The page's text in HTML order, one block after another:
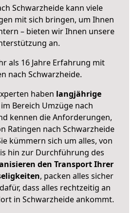
Schwarzheide kann viele
mit sich bringen, um Ihnen
– bieten wir Ihnen unsere
an.
als 16 Jahre Erfahrung mit
nach Schwarzheide.
haben langjährige
im Bereich Umzüge nach
kennen die Anforderungen,
Ratingen nach Schwarzheide
kümmern sich um alles, von
hin zur Durchführung des
den Transport Ihrer
, packen alles sicher
dass alles rechtzeitig an
in Schwarzheide ankommt.